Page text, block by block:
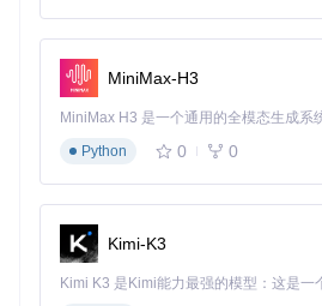
三、实践指南：从零构建智
环境部署三步骤
1. 基础环境准备
# 克隆项目仓库
git clone
cd Agent-S
# 创建虚拟环境
MiniMax-H3
Python
0 0
Kimi-K3